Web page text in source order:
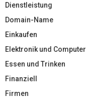
Dienstleistung
Domain-Name
Einkaufen
Elektronik und Computer
Essen und Trinken
Finanziell
Firmen